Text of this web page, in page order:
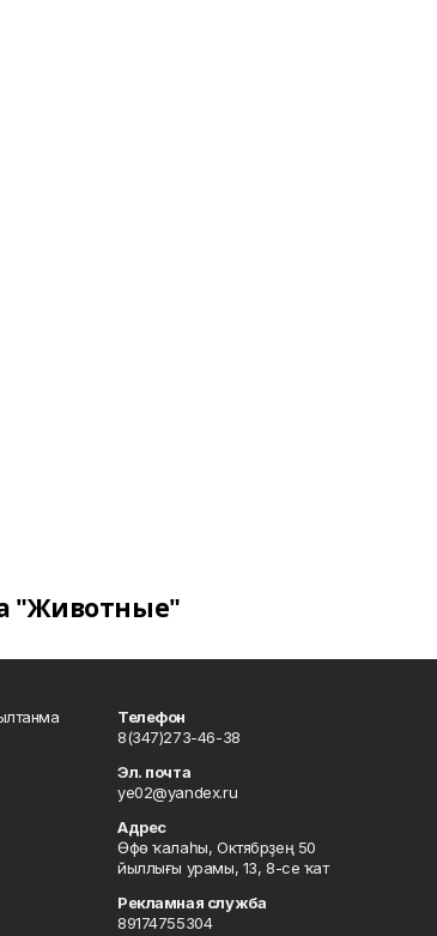
"Животные"
Телефон
8(347)273-46-38
Эл. почта
ye02@yandex.ru
Адрес
Өфө ҡалаһы, Октябрҙең 50
йыллығы урамы, 13, 8-се ҡат
Рекламная служба
89174755304